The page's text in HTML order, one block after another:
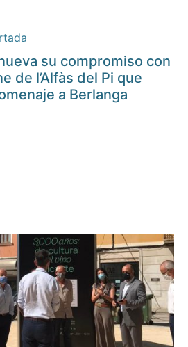
su compromiso con
de l’Alfàs del Pi que
a Berlanga